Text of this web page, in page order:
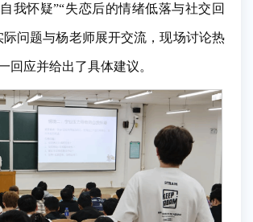
我怀疑”“失恋后的情绪低落与社交回
际问题与杨老师展开交流，现场讨论热
回应并给出了具体建议。